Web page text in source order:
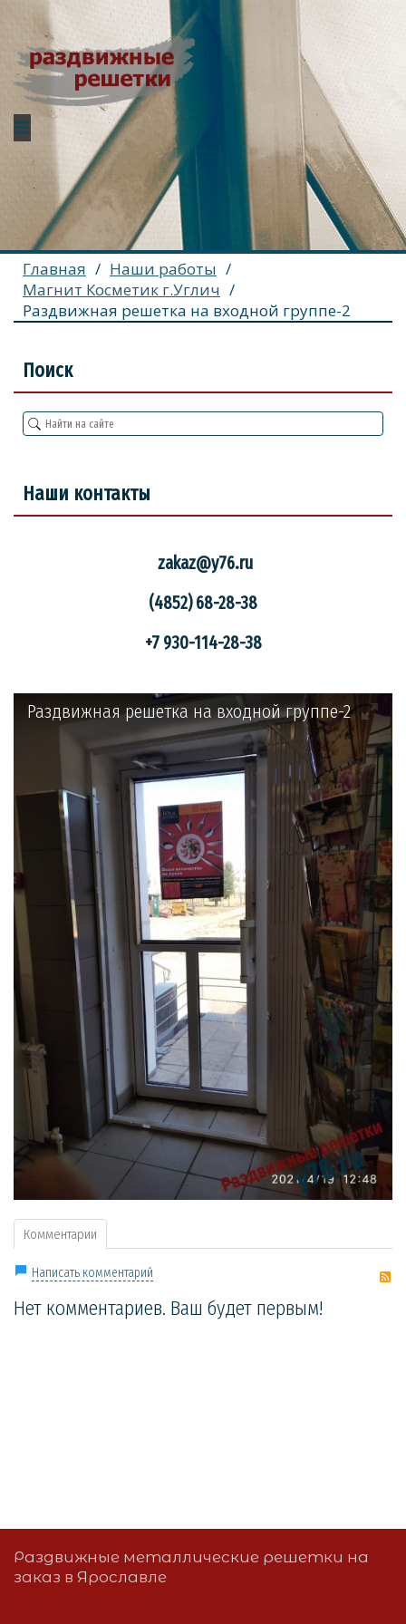
Главная / Наши работы /
Магнит Косметик г.Углич /
Раздвижная решетка на входной группе-2
Поиск
Наши контакты
zakaz@y76.ru
(4852) 68-28-38
+7 930-114-28-38
Раздвижная решетка на входной группе-2
Комментарии
Написать комментарий
Нет комментариев. Ваш будет первым!
Раздвижные металлические решетки на
заказ в Ярославле